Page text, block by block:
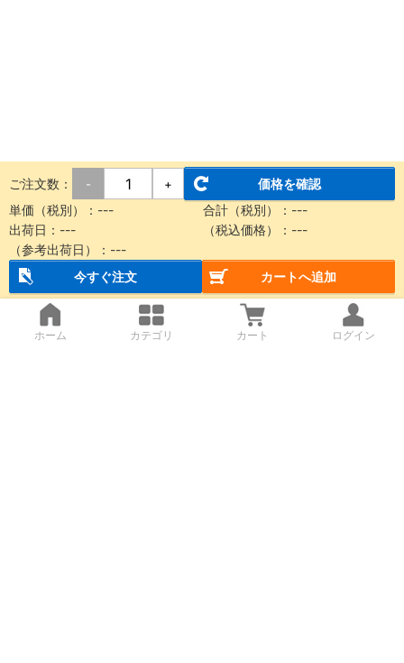
ご注文数： - +
価格を確認
単価（税別）： --- 合計（税別）： ---
出荷日： --- （税込価格）： ---
（参考出荷日）： ---
今すぐ注文
カートへ追加
ホーム カテゴリ カート ログイン